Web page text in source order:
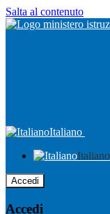
Salta al contenuto
Italiano
Italiano
Accedi
Accedi